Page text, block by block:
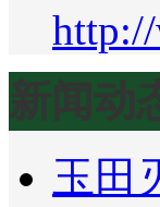
新闻动
玉田